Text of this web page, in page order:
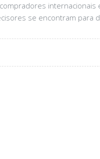
se encontram para